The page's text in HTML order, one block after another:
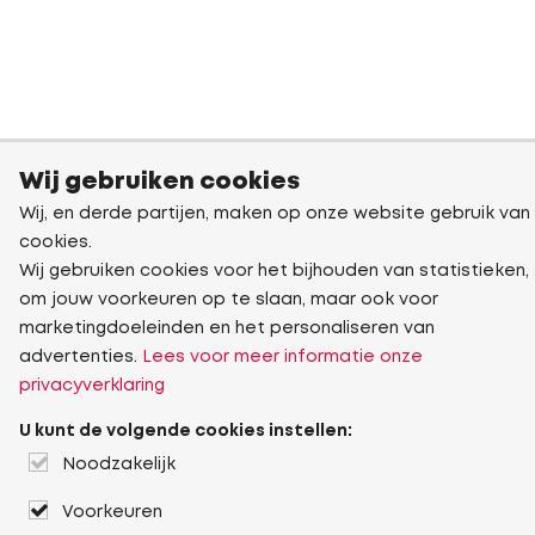
Wij gebruiken cookies
Wij, en derde partijen, maken op onze website gebruik van
cookies.
Wij gebruiken cookies voor het bijhouden van statistieken,
om jouw voorkeuren op te slaan, maar ook voor
marketingdoeleinden en het personaliseren van
advertenties.
Lees voor meer informatie onze
privacyverklaring
U kunt de volgende cookies instellen:
Noodzakelijk
Voorkeuren